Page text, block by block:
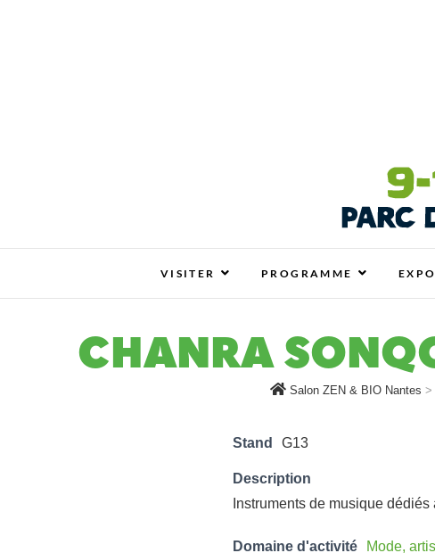
Salon ZEN & BIO
SALON ZEN & BIO NANTES : VOTRE SALON
VISITER PROGRAMME
CHANRA
Salon ZEN & BIO Nantes >
Stand G13
Description
Instruments de musique
Domaine d'activité
Mode,